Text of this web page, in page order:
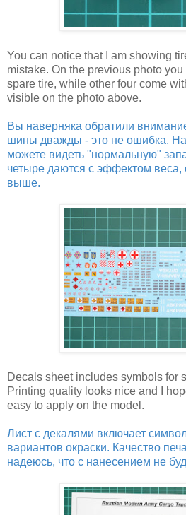
You can notice that I am showing
mistake. On the previous photo
spare tire, while other four come
visible on the photo above.
Вы наверняка обратили
шины дважды - это не ошибка.
можете видеть "нормальную"
четыре даются с эффектом
выше.
Decals sheet includes symbols for
Printing quality looks nice and I
easy to apply on the model.
Лист с декалями включает
вариантов окраски. Качество
надеюсь, что с нанесением не